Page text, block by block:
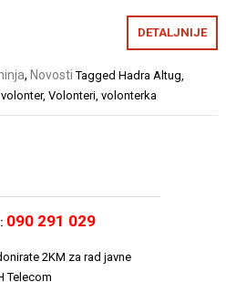
DETALJNIJE
, Novosti TaggedHadra Altug,
volonter,Volonteri,volonterka
090 291 029
2KM za rad javne
Telecom